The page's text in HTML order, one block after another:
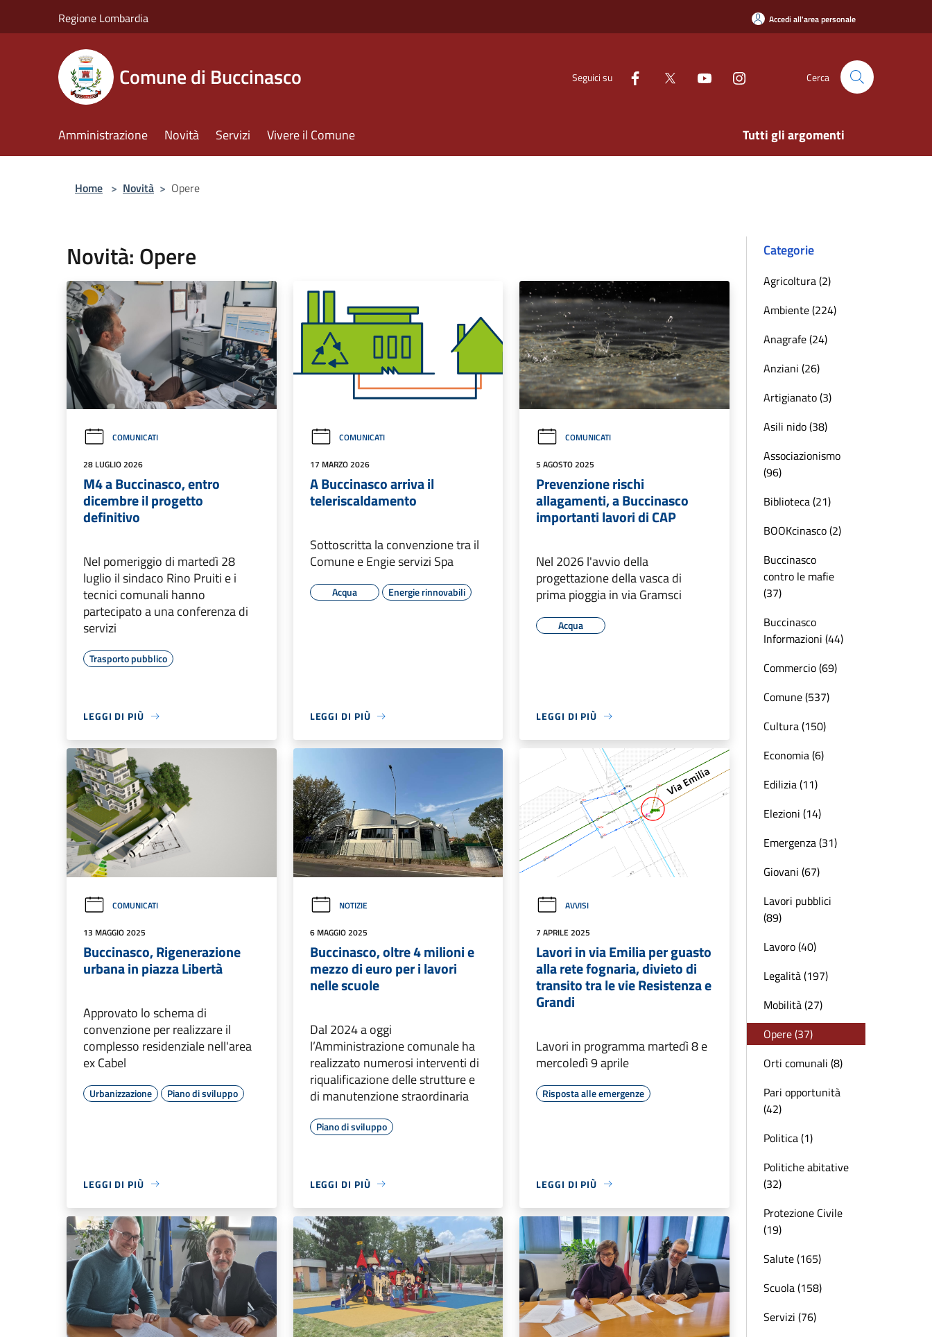
Regione Lombardia Accedi all'area personale
Comune di Buccinasco Seguici su Cerca
Amministrazione Novità Servizi Vivere il Comune Tutti gli argomenti
Home > Novità > Opere
Novità: Opere
COMUNICATI
28 LUGLIO 2026
M4 a Buccinasco, entro
dicembre il progetto
definitivo
Nel pomeriggio di martedì 28
luglio il sindaco Rino Pruiti e i
tecnici comunali hanno
partecipato a una conferenza di
servizi
Trasporto pubblico
LEGGI DI PIÙ
COMUNICATI
17 MARZO 2026
A Buccinasco arriva il
teleriscaldamento
Sottoscritta la convenzione tra il
Comune e Engie servizi Spa
Acqua Energie rinnovabili
LEGGI DI PIÙ
COMUNICATI
5 AGOSTO 2025
Prevenzione rischi
allagamenti, a Buccinasco
importanti lavori di CAP
Nel 2026 l'avvio della
progettazione della vasca di
prima pioggia in via Gramsci
Acqua
LEGGI DI PIÙ
COMUNICATI
13 MAGGIO 2025
Buccinasco, Rigenerazione
urbana in piazza Libertà
Approvato lo schema di
convenzione per realizzare il
complesso residenziale nell'area
ex Cabel
Urbanizzazione Piano di sviluppo
LEGGI DI PIÙ
NOTIZIE
6 MAGGIO 2025
Buccinasco, oltre 4 milioni e
mezzo di euro per i lavori
nelle scuole
Dal 2024 a oggi
l’Amministrazione comunale ha
realizzato numerosi interventi di
riqualificazione delle strutture e
di manutenzione straordinaria
Piano di sviluppo
LEGGI DI PIÙ
AVVISI
7 APRILE 2025
Lavori in via Emilia per guasto
alla rete fognaria, divieto di
transito tra le vie Resistenza e
Grandi
Lavori in programma martedì 8 e
mercoledì 9 aprile
Risposta alle emergenze
LEGGI DI PIÙ
Categorie
Agricoltura (2)
Ambiente (224)
Anagrafe (24)
Anziani (26)
Artigianato (3)
Asili nido (38)
Associazionismo
(96)
Biblioteca (21)
BOOKcinasco (2)
Buccinasco
contro le mafie
(37)
Buccinasco
Informazioni (44)
Commercio (69)
Comune (537)
Cultura (150)
Economia (6)
Edilizia (11)
Elezioni (14)
Emergenza (31)
Giovani (67)
Lavori pubblici
(89)
Lavoro (40)
Legalità (197)
Mobilità (27)
Opere (37)
Orti comunali (8)
Pari opportunità
(42)
Politica (1)
Politiche abitative
(32)
Protezione Civile
(19)
Salute (165)
Scuola (158)
Servizi (76)